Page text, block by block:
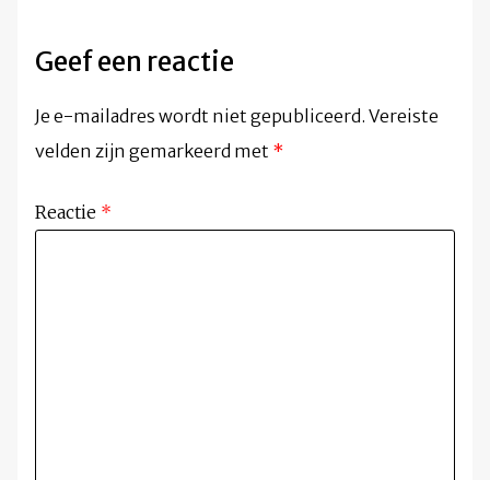
Geef een reactie
Je e-mailadres wordt niet gepubliceerd. Vereiste
velden zijn gemarkeerd met *
Reactie *